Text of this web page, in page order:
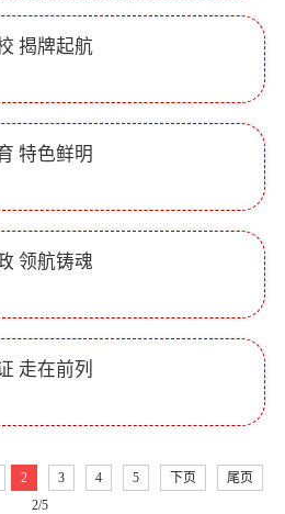
揭牌起航
特色鲜明
领航铸魂
走在前列
2 3 4 5 下页
尾页
2/5